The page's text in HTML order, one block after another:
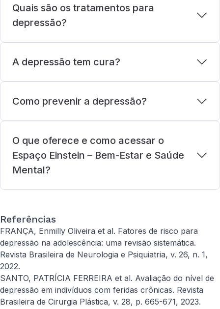
Quais são os tratamentos para
depressão?
A depressão tem cura?
Como prevenir a depressão?
O que oferece e como acessar o
Espaço Einstein – Bem-Estar e Saúde
Mental?
Referências
FRANÇA, Enmilly Oliveira et al. Fatores de risco para
depressão na adolescência: uma revisão sistemática.
Revista Brasileira de Neurologia e Psiquiatria, v. 26, n. 1,
2022.
SANTO, PATRÍCIA FERREIRA et al. Avaliação do nível de
depressão em indivíduos com feridas crônicas. Revista
Brasileira de Cirurgia Plástica, v. 28, p. 665-671, 2023.